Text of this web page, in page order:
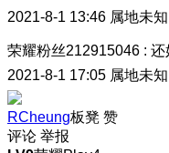
2021-8-1 13:46 属地未知
荣耀粉丝212915046 : 还
2021-8-1 17:05 属地未知
RCheung板凳 赞
评论 举报